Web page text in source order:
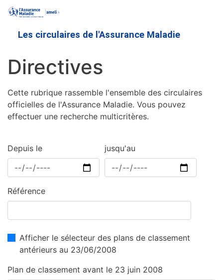
contenu
Les circulaires de l'Assurance Maladie
Directives
Cette rubrique rassemble l'ensemble des circulaires
officielles de l'Assurance Maladie. Vous pouvez
effectuer une recherche multicritères.
Depuis le jusqu'au
Référence
Afficher le sélecteur des plans de classement
antérieurs au 23/06/2008
Plan de classement avant le 23 juin 2008